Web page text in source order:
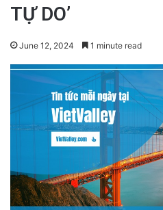
TỰ DO’
June 12, 2024 1 minute read